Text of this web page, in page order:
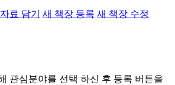
료 담기 새 책장 등록 새 책장 수정
관심분야를 선택 하신 후 등록 버튼을